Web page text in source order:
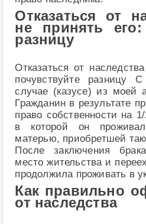
Отказаться от
не принять его:
разницу
Отказаться от
почувствуйте разницу
случае (казусе) из моей
Гражданин в результате
право собственности на
в которой он
матерью, приобретшей
После заключения
место жительства и
продолжила проживать в
Как правильно
от наследства